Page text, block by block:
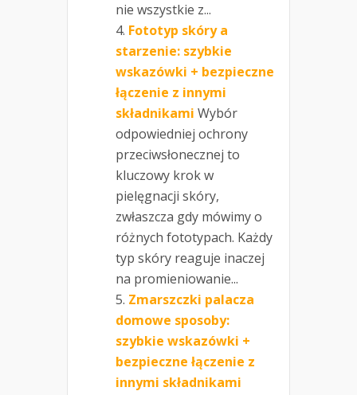
nie wszystkie z...
Fototyp skóry a
starzenie: szybkie
wskazówki + bezpieczne
łączenie z innymi
składnikami Wybór
odpowiedniej ochrony
przeciwsłonecznej to
kluczowy krok w
pielęgnacji skóry,
zwłaszcza gdy mówimy o
różnych fototypach. Każdy
typ skóry reaguje inaczej
na promieniowanie...
Zmarszczki palacza
domowe sposoby:
szybkie wskazówki +
bezpieczne łączenie z
innymi składnikami